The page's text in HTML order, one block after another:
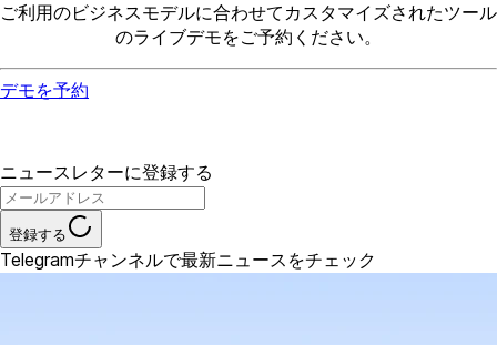
ご利用のビジネスモデルに合わせてカスタマイズされたツール
のライブデモをご予約ください。
デモを予約
ニュースレターに登録する
登録する
Telegramチャンネルで最新ニュースをチェック